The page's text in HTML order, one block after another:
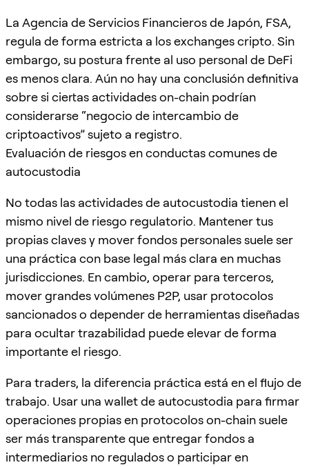
La Agencia de Servicios Financieros de Japón, FSA,
regula de forma estricta a los exchanges cripto. Sin
embargo, su postura frente al uso personal de DeFi
es menos clara. Aún no hay una conclusión definitiva
sobre si ciertas actividades on-chain podrían
considerarse “negocio de intercambio de
criptoactivos” sujeto a registro.
Evaluación de riesgos en conductas comunes de
autocustodia
No todas las actividades de autocustodia tienen el
mismo nivel de riesgo regulatorio. Mantener tus
propias claves y mover fondos personales suele ser
una práctica con base legal más clara en muchas
jurisdicciones. En cambio, operar para terceros,
mover grandes volúmenes P2P, usar protocolos
sancionados o depender de herramientas diseñadas
para ocultar trazabilidad puede elevar de forma
importante el riesgo.
Para traders, la diferencia práctica está en el flujo de
trabajo. Usar una wallet de autocustodia para firmar
operaciones propias en protocolos on-chain suele
ser más transparente que entregar fondos a
intermediarios no regulados o participar en